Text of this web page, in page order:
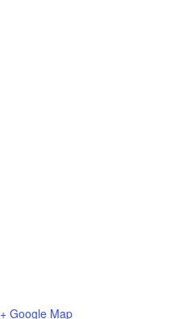
+ Google Map